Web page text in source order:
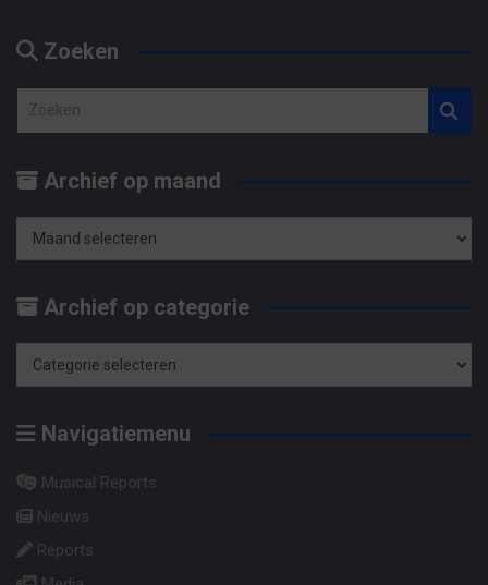
Zoeken
k
Archief op maand
Archief
maandArchief op categorie
Archief
categorie
Navigatiemenu
Musical Reports
Nieuws
Reports